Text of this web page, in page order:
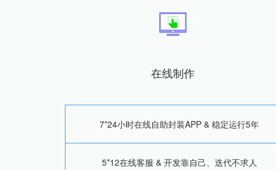
在线制作
7*24小时在线自助封装APP & 稳定运行5年
5*12在线客服 & 开发靠自己、迭代不求人